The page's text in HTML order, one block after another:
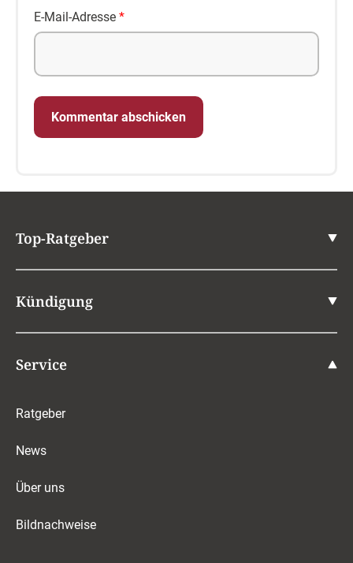
E-Mail-Adresse *
Top-Ratgeber
Kündigung
Service
Ratgeber
News
Über uns
Bildnachweise